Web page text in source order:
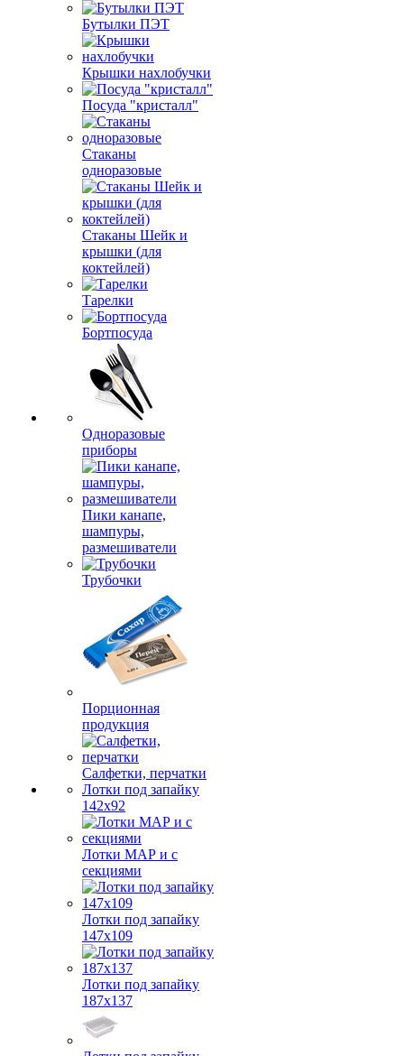
Бутылки ПЭТ
Крышки нахлобучки
Посуда "кристалл"
Стаканы
одноразовые
Стаканы Шейк и
крышки (для
коктейлей)
Тарелки
Бортпосуда
Одноразовые
приборы
Пики канапе,
шампуры,
размешиватели
Трубочки
Порционная
продукция
Салфетки, перчатки
Лотки под запайку
142х92
Лотки МАР и с
секциями
Лотки под запайку
147х109
Лотки под запайку
187х137